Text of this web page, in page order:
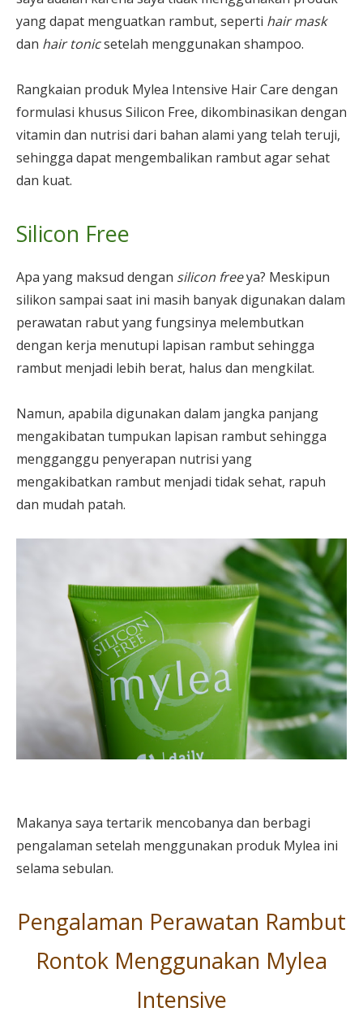
yang dapat menguatkan rambut, seperti hair mask
dan hair tonicsetelah menggunakan shampoo.
Rangkaian produk Mylea Intensive Hair Care dengan
formulasi khusus Silicon Free, dikombinasikan dengan
vitamin dan nutrisi dari bahan alami yang telah teruji,
sehingga dapat mengembalikan rambut agar sehat
dan kuat.
Silicon Free
Apa yang maksud dengan silicon freeya? Meskipun
silikon sampai saat ini masih banyak digunakan dalam
perawatan rabut yang fungsinya melembutkan
dengan kerja menutupi lapisan rambut sehingga
rambut menjadi lebih berat, halus dan mengkilat.
Namun, apabila digunakan dalam jangka panjang
mengakibatan tumpukan lapisan rambut sehingga
mengganggu penyerapan nutrisi yang
mengakibatkan rambut menjadi tidak sehat, rapuh
dan mudah patah.
Makanya saya tertarik mencobanya dan berbagi
pengalaman setelah menggunakan produk Mylea ini
selama sebulan.
Pengalaman Perawatan Rambut
Rontok Menggunakan Mylea
Intensive